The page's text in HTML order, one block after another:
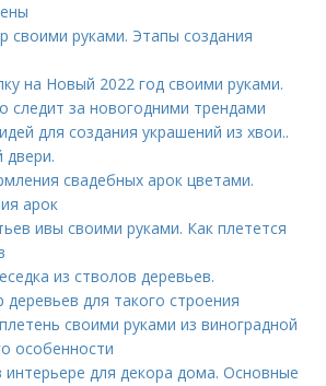
своими руками. Этапы создания
на Новый 2022 год своими руками.
следит за новогодними трендами
для создания украшений из хвои..
двери.
свадебных арок цветами.
арок
ивы своими руками. Как плетется
из стволов деревьев.
для такого строения
своими руками из виноградной
особенности
интерьере для декора дома. Основные